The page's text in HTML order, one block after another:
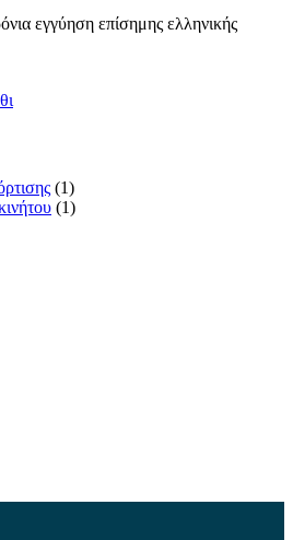
εγγύηση επίσημης ελληνικής
(1)
(1)